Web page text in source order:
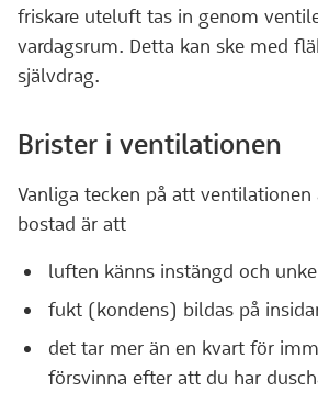
friskare uteluft tas in genom
vardagsrum. Detta kan ske med
självdrag.
Brister i ventilationen
Vanliga tecken på att
bostad är att
luften känns instängd och
fukt (kondens) bildas på
det tar mer än en kvart för
försvinna efter att du har